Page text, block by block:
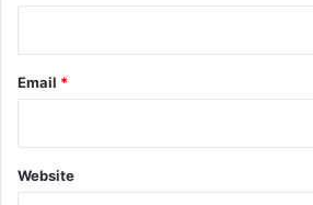
Email *
Website